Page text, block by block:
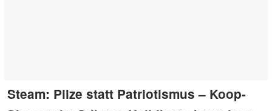
Steam: Pilze statt Patriotismus – Koop-